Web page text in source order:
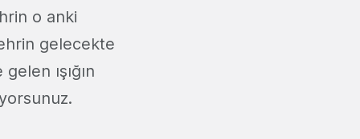
o anki
gelecekte
ışığın